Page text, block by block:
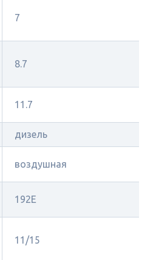
7
8.7
11.7
дизель
воздушная
192E
11/15